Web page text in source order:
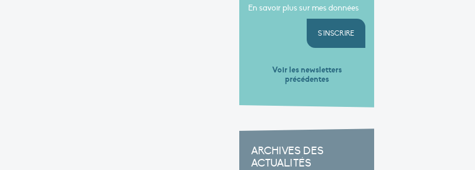
En savoir plus sur mes données
S'INSCRIRE
Voir les newsletters
précédentes
ARCHIVES DES
ACTUALITÉS